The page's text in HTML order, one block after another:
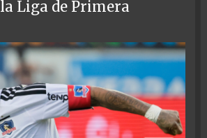
Liga de Primera